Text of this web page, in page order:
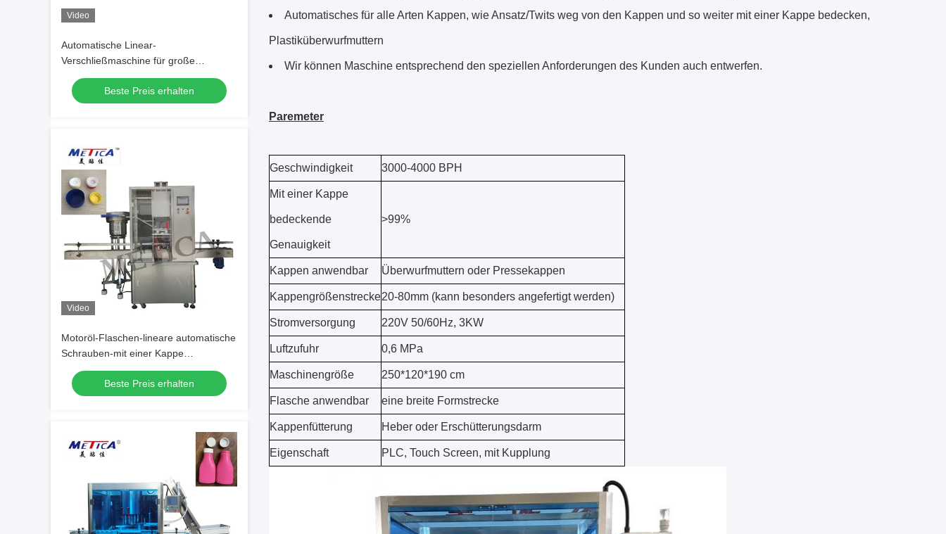
Video
Automatische Linear-
Verschließmaschine für große
Flaschen
Beste Preis erhalten
Video
Motoröl-Flaschen-lineare automatische
Schrauben-mit einer Kappe
bedeckendes Maschinen-Drücken und
ÜberwurfmutterBeste Preis erhalten
Automatisches für alle Arten Kappen, wie Ansatz/Twits weg von den Kappen und so weiter mit einer Kappe bedecken,
Plastiküberwurfmuttern
Wir können Maschine entsprechend den speziellen Anforderungen des Kunden auch entwerfen.
Paremeter
Geschwindigkeit 3000-4000 BPH
Mit einer Kappe
bedeckende
Genauigkeit
>99%
Kappen anwendbar Überwurfmuttern oder Pressekappen
Kappengrößenstrecke20-80mm (kann besonders angefertigt werden)
Stromversorgung 220V 50/60Hz, 3KW
Luftzufuhr 0,6 MPa
Maschinengröße 250*120*190 cm
Flasche anwendbar eine breite Formstrecke
Kappenfütterung Heber oder Erschütterungsdarm
Eigenschaft PLC, Touch Screen, mit Kupplung